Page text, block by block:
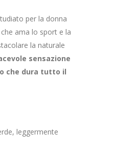
per la donna
ama lo sport e la
la naturale
sensazione
che dura tutto il
leggermente